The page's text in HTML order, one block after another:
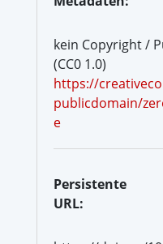
kein Copyright /
(CC0 1.0)
https://
publicdomain/
e
Persistente
URL: